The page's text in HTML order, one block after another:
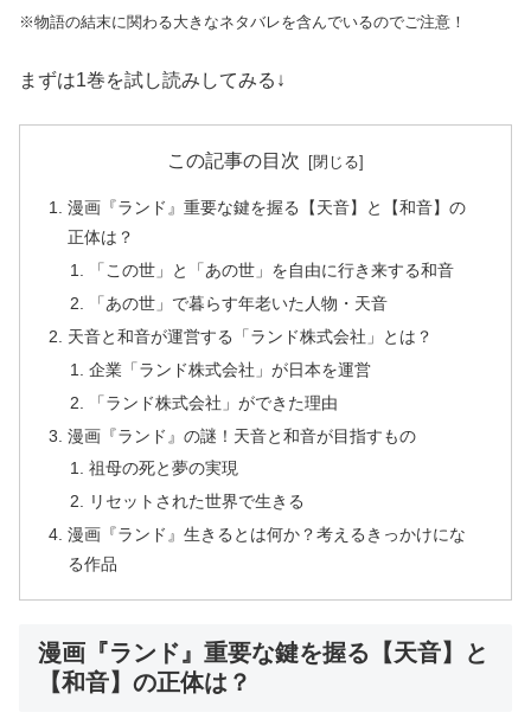
※物語の結末に関わる大きなネタバレを含んでいるのでご注意！
まずは1巻を試し読みしてみる↓
この記事の目次
漫画『ランド』重要な鍵を握る【天音】と【和音】の
正体は？
「この世」と「あの世」を自由に行き来する和音
「あの世」で暮らす年老いた人物・天音
天音と和音が運営する「ランド株式会社」とは？
企業「ランド株式会社」が日本を運営
「ランド株式会社」ができた理由
漫画『ランド』の謎！天音と和音が目指すもの
祖母の死と夢の実現
リセットされた世界で生きる
漫画『ランド』生きるとは何か？考えるきっかけにな
る作品
漫画『ランド』重要な鍵を握る【天音】と
【和音】の正体は？